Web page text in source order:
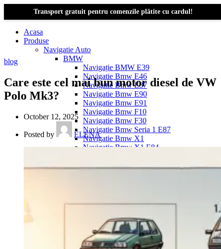
Transport gratuit pentru comenzile plătite cu cardul!
Acasa
Produse
Navigatie Auto
BMW
Navigație BMW E39
Navigatie Bmw E46
Navigatie Bmw E87
Navigatie Bmw E90
Navigatie Bmw E91
Navigatie Bmw F10
Navigatie Bmw F30
Navigatie Bmw Seria 1 E87
Navigatie Bmw X1
Navigatie Bmw X1 E84
Navigatie BMW X3 E83
Navigatie Duster 2011
Navigatie Duster 2019
blog
Care este cel mai bun motor diesel de VW
Polo Mk3?
October 12, 2025
Posted by ELENA